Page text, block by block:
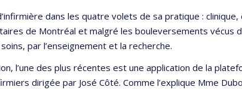
dans les quatre volets de sa pratique :
de Montréal et malgré les bouleversements vécus
par l’enseignement et la recherche.
l’une des plus récentes est une application de la
dirigée par José Côté. Comme l’explique Mme